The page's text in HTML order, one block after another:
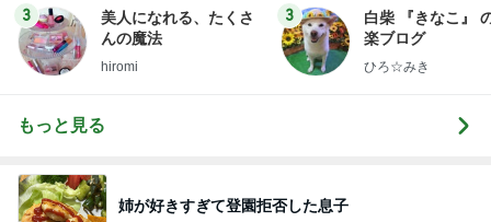
3
美人になれる、たくさ
んの魔法
hiromi
3
白柴 『きなこ』
楽ブログ
ひろ☆みき
もっと見る
姉が好きすぎて登園拒否した息子